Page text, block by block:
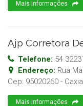
Mais Informações
Ajp Corretora
Telefone: 54
Endereço: Rua
Cep: 95020260 -
Mais Informações